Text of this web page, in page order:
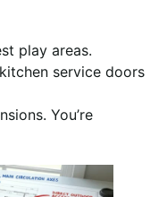
play areas.
service doors
You’re